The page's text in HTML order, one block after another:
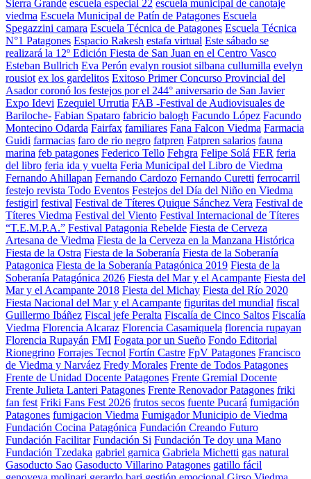
Sierra Grande escuela especial 22 escuela municipal de canotaje
viedma Escuela Municipal de Patín de Patagones Escuela
Spegazzini camara Escuela Técnica de Patagones Escuela Técnica
N°1 Patagones Espacio Rakesh estafa virtual Este sábado se
realizará la 12º Edición Fiesta de San Juan en el Centro Vasco
Esteban Bullrich Eva Perón evalyn rousiot silbana cullumilla evelyn
rousiot ex los gardelitos Exitoso Primer Concurso Provincial del
Asador coronó los festejos por el 244° aniversario de San Javier
Expo Idevi Ezequiel Urrutia FAB -Festival de Audiovisuales de
Bariloche- Fabian Spataro fabricio balogh Facundo López Facundo
Montecino Odarda Fairfax familiares Fana Falcon Viedma Farmacia
Guidi farmacias faro de rio negro fatpren Fatpren salarios fauna
marina feb patagones Federico Tello Fehgra Felipe Solá FER feria
del libro feria ida y vuelta Feria Municipal del Libro de Viedma
Fernando Ahillapan Fernando Cardozo Fernando Curetti ferrocarril
festejo revista Todo Eventos Festejos del Día del Niño en Viedma
festigirl festival Festival de Títeres Quique Sánchez Vera Festival de
Títeres Viedma Festival del Viento Festival Internacional de Títeres
“T.E.M.P.A.” Festival Patagonia Rebelde Fiesta de Cerveza
Artesana de Viedma Fiesta de la Cerveza en la Manzana Histórica
Fiesta de la Ostra Fiesta de la Soberanía Fiesta de la Soberanía
Patagonica Fiesta de la Soberanía Patagónica 2019 Fiesta de la
Soberanía Patagónica 2026 Fiesta del Mar y el Acampante Fiesta del
Mar y el Acampante 2018 Fiesta del Michay Fiesta del Río 2020
Fiesta Nacional del Mar y el Acampante figuritas del mundial fiscal
Guillermo Ibáñez Fiscal jefe Peralta Fiscalía de Cinco Saltos Fiscalía
Viedma Florencia Alcaraz Florencia Casamiquela florencia rupayan
Florencia Rupayán FMI Fogata por un Sueño Fondo Editorial
Rionegrino Forrajes Tecnol Fortín Castre FpV Patagones Francisco
de Viedma y Narváez Fredy Morales Frente de Todos Patagones
Frente de Unidad Docente Patagones Frente Gremial Docente
Frente Julieta Lanteri Patagones Frente Renovador Patagones friki
fan fest Friki Fans Fest 2026 frutos secos fuente Pucará fumigación
Patagones fumigacion Viedma Fumigador Municipio de Viedma
Fundación Cocina Patagónica Fundación Creando Futuro
Fundación Facilitar Fundación Si Fundación Te doy una Mano
Fundación Tzedaka gabriel garnica Gabriela Michetti gas natural
Gasoducto Sao Gasoducto Villarino Patagones gatillo fácil